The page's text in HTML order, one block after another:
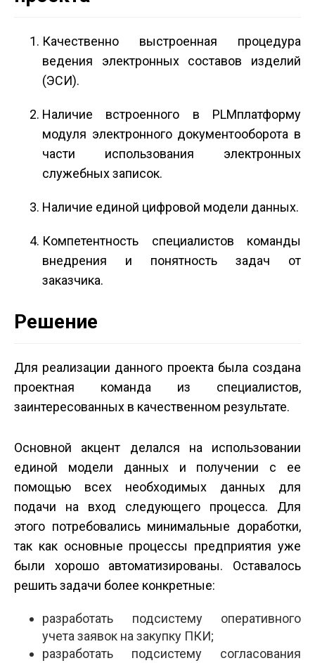
Качественно выстроенная процедура
ведения электронных составов изделий
(ЭСИ).
Наличие встроенного в PLM­платформу
модуля электронного документооборота в
части использования электронных
служебных записок.
Наличие единой цифровой модели данных.
Компетентность специалистов команды
внедрения и понятность задач от
заказчика.
Решение
Для реализации данного проекта была создана
проектная команда из специалистов,
заинтересованных в качественном результате.
Основной акцент делался на использовании
единой модели данных и получении с ее
помощью всех необходимых данных для
подачи на вход следующего процесса. Для
этого потребовались минимальные доработки,
так как основные процессы предприятия уже
были хорошо автоматизированы. Оставалось
решить задачи более конкретные:
разработать подсистему оперативного
учета заявок на закупку ПКИ;
разработать подсистему согласования